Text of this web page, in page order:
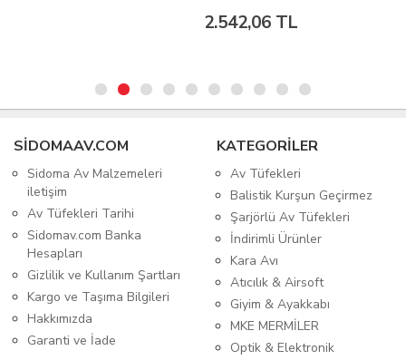
2.542,06 TL
SIDOMAAV.COM
Sidoma Av Malzemeleri
iletişim
Av Tüfekleri Tarihi
Sidomav.com Banka
Hesapları
Gizlilik ve Kullanım Şartları
Kargo ve Taşıma Bilgileri
Hakkımızda
Garanti ve İade
KATEGORİLER
Av Tüfekleri
Balistik Kurşun Geçirmez
Şarjörlü Av Tüfekleri
İndirimli Ürünler
Kara Avı
Atıcılık & Airsoft
Giyim & Ayakkabı
MKE MERMİLER
Optik & Elektronik